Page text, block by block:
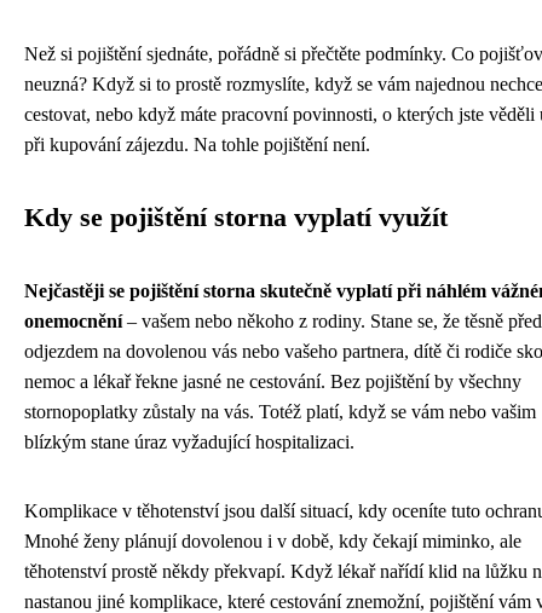
Než si pojištění sjednáte, pořádně si přečtěte podmínky. Co
neuzná? Když si to prostě rozmyslíte, když se vám najednou nechce
cestovat, nebo když máte pracovní povinnosti, o kterých jste věděli
při kupování zájezdu. Na tohle pojištění není.
Kdy se pojištění storna vyplatí využít
Nejčastěji se pojištění storna skutečně vyplatí při náhlém
onemocnění– vašem nebo někoho z rodiny. Stane se, že těsně před
odjezdem na dovolenou vás nebo vašeho partnera, dítě či rodiče
nemoc a lékař řekne jasné ne cestování. Bez pojištění by všechny
stornopoplatky zůstaly na vás. Totéž platí, když se vám nebo vašim
blízkým stane úraz vyžadující hospitalizaci.
Komplikace v těhotenství jsou další situací, kdy oceníte tuto
Mnohé ženy plánují dovolenou i v době, kdy čekají miminko, ale
těhotenství prostě někdy překvapí. Když lékař nařídí klid na lůžku
nastanou jiné komplikace, které cestování znemožní, pojištění vám